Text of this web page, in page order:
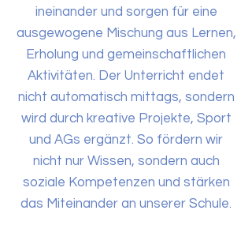
ineinander und sorgen für eine
ausgewogene Mischung aus Lernen,
Erholung und gemeinschaftlichen
Aktivitäten. Der Unterricht endet
nicht automatisch mittags, sondern
wird durch kreative Projekte, Sport
und AGs ergänzt. So fördern wir
nicht nur Wissen, sondern auch
soziale Kompetenzen und stärken
das Miteinander an unserer Schule.